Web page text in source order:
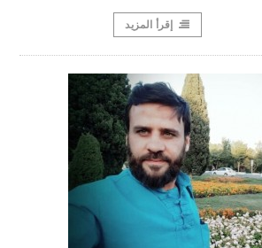
إقرأ المزيد